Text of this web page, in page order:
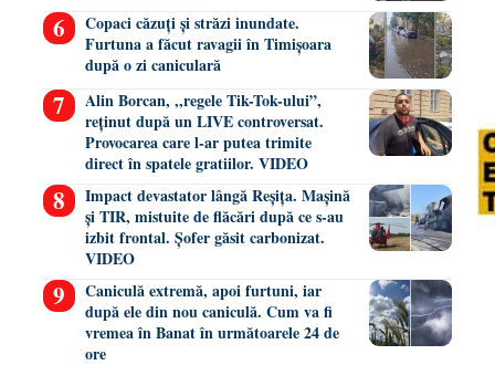
Copaci căzuți și străzi inundate.
Furtuna a făcut ravagii în Timișoara
după o zi caniculară
Alin Borcan, ,,regele Tik-Tok-ului”,
reținut după un LIVE controversat.
Provocarea care l-ar putea trimite
direct în spatele gratiilor. VIDEO
Impact devastator lângă Reșița. Mașină
și TIR, mistuite de flăcări după ce s-au
izbit frontal. Șofer găsit carbonizat.
VIDEO
Caniculă extremă, apoi furtuni, iar
după ele din nou caniculă. Cum va fi
vremea în Banat în următoarele 24 de
ore